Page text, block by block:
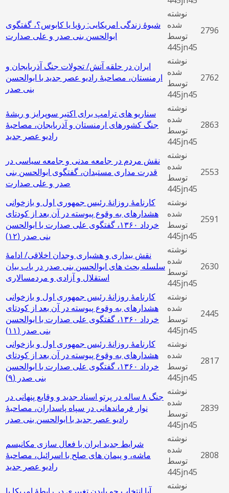
شیوۀ زندگی امریکایی: رؤیا یا کابوس؟، گفتگوی
ابوالحسن بنی ‌صدر و علی صدارت
نوشته
شده
توسط
445jn45
2796
ایران در حلقه آتش/ تحولات جنگ آذربایجان و
ارمنستان، مصاحبۀ رادیو عصر جدید با ابوالحسن
بنی صدر
نوشته
شده
توسط
445jn45
2762
سناریو های ترامپ برای اکتبر سوپرایز و ریشۀ
جنگ کشورهای ارمنستان و آذربایجان، مصاحبۀ
رادیو عصر جدید
نوشته
شده
توسط
445jn45
2863
نقش مردم در جامعه مدنی و جامعه سیاسی در
قدرت مداری مستبدان، گفتگوی ابوالحسن بنی
‌صدر و علی صدارت
نوشته
شده
توسط
445jn45
2553
کارنامۀ روزانۀ رئیس جمهوری اول و بازخوانی
هشدارهای به وقوع پیوسته در آن بعد از کودتای
خرداد ۱۳۶۰، گفتگوی علی صدارت با ابوالحسن
بنی‌ صدر (١٢)
نوشته
شده
توسط
445jn45
2591
نقش بیداری و هشیاری وجدان اخلاقی/ ادامۀ
سلسله بحث های ابوالحسن بنی صدر در باب بیان
استقلال و آزادی و مردمسالاری
نوشته
شده
توسط
445jn45
2630
کارنامۀ روزانۀ رئیس جمهوری اول و بازخوانی
هشدارهای به وقوع پیوسته در آن بعد از کودتای
خرداد ۱۳۶۰، گفتگوی علی صدارت با ابوالحسن
بنی‌ صدر (١١)
نوشته
شده
توسط
445jn45
2445
کارنامۀ روزانۀ رئیس جمهوری اول و بازخوانی
هشدارهای به وقوع پیوسته در آن بعد از کودتای
خرداد ۱۳۶۰، گفتگوی علی صدارت با ابوالحسن
بنی‌ صدر (٩)
نوشته
شده
توسط
445jn45
2817
جنگ ۸ ساله در پرتو اسناد جدید و وقایع پنهانی در
نوار فرماندهانی در سپاه پاسداران، مصاحبۀ
رادیو عصر جدید با ابوالحسن بنی صدر
نوشته
شده
توسط
445jn45
2839
شرایط جدید ایران با فعال سازی مکانیسم
ماشه، و پیمان‌ های صلح با اسرائیل، مصاحبۀ
رادیو عصر جدید
نوشته
شده
توسط
445jn45
2808
آیا انتخاب جو بایدن تغییری در رابطۀ امریکا با
نوشته